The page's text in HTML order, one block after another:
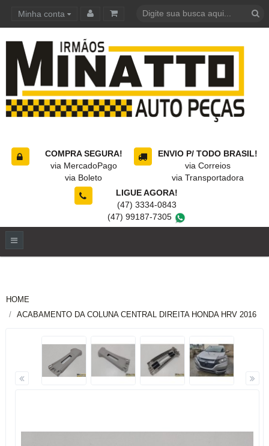
Minha conta
COMPRA SEGURA!
via MercadoPago
via Boleto
ENVIO P/ TODO BRASIL!
via Correios
via Transportadora
LIGUE AGORA!
(47) 3334-0843
(47) 99187-7305
HOME
ACABAMENTO DA COLUNA CENTRAL DIREITA HONDA HRV 2016